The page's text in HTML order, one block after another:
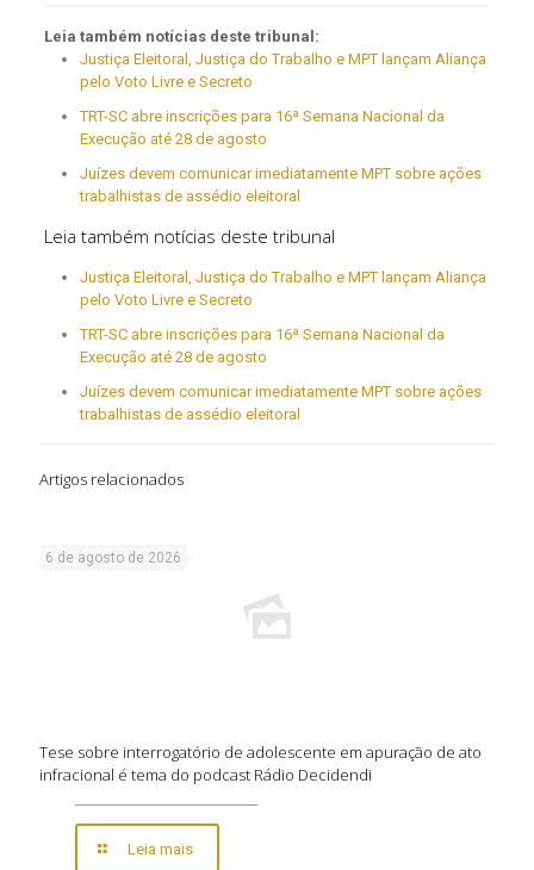
Leia também notícias deste tribunal:
Justiça Eleitoral, Justiça do Trabalho e MPT lançam Aliança
pelo Voto Livre e Secreto
TRT-SC abre inscrições para 16ª Semana Nacional da
Execução até 28 de agosto
Juízes devem comunicar imediatamente MPT sobre ações
trabalhistas de assédio eleitoral
Leia também notícias deste tribunal
Justiça Eleitoral, Justiça do Trabalho e MPT lançam Aliança
pelo Voto Livre e Secreto
TRT-SC abre inscrições para 16ª Semana Nacional da
Execução até 28 de agosto
Juízes devem comunicar imediatamente MPT sobre ações
trabalhistas de assédio eleitoral
Artigos relacionados
6 de agosto de 2026
Tese sobre interrogatório de adolescente em apuração de ato
infracional é tema do podcast Rádio Decidendi
Leia mais